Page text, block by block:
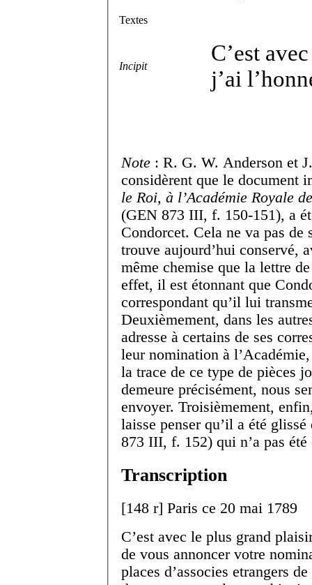
Textes
Incipit
C’est
j’ai
Note : R. G. W. Anderson et
considèrent que le document
le Roi, à l’Académie Royale
(GEN 873 III, f. 150-151), a
Condorcet. Cela ne va pas de
trouve aujourd’hui conservé,
même chemise que la lettre
effet, il est étonnant que
correspondant qu’il lui
Deuxièmement, dans les
adresse à certains de ses
leur nomination à
la trace de ce type de pièces
demeure précisément, nous
envoyer. Troisièmement,
laisse penser qu’il a été
873 III, f. 152) qui n’a pas
Transcription
[148 r] Paris ce 20 mai 1789
C’est avec le plus grand
de vous annoncer votre
places d’associes etrangers